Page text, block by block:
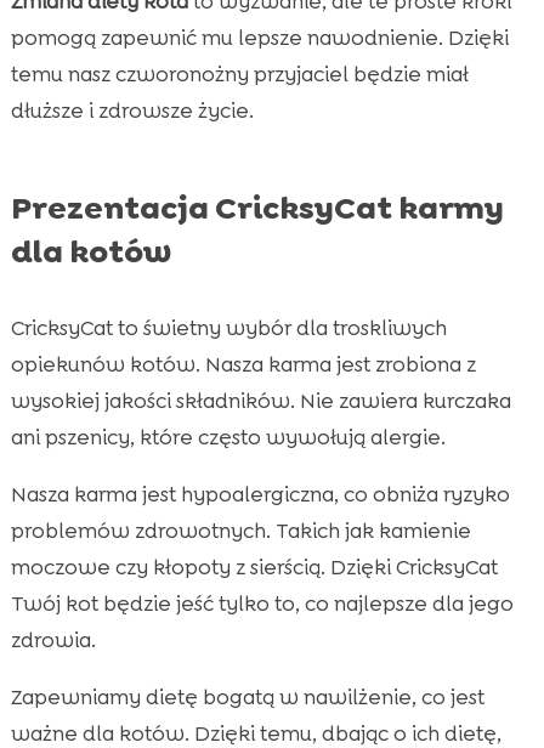
pomogą zapewnić mu lepsze nawodnienie. Dzięki
temu nasz czworonożny przyjaciel będzie miał
dłuższe i zdrowsze życie.
Prezentacja CricksyCat karmy
dla kotów
CricksyCat to świetny wybór dla troskliwych
opiekunów kotów. Nasza karma jest zrobiona z
wysokiej jakości składników. Nie zawiera kurczaka
ani pszenicy, które często wywołują alergie.
Nasza karma jest hypoalergiczna, co obniża ryzyko
problemów zdrowotnych. Takich jak kamienie
moczowe czy kłopoty z sierścią. Dzięki CricksyCat
Twój kot będzie jeść tylko to, co najlepsze dla jego
zdrowia.
Zapewniamy dietę bogatą w nawilżenie, co jest
ważne dla kotów. Dzięki temu, dbając o ich dietę,